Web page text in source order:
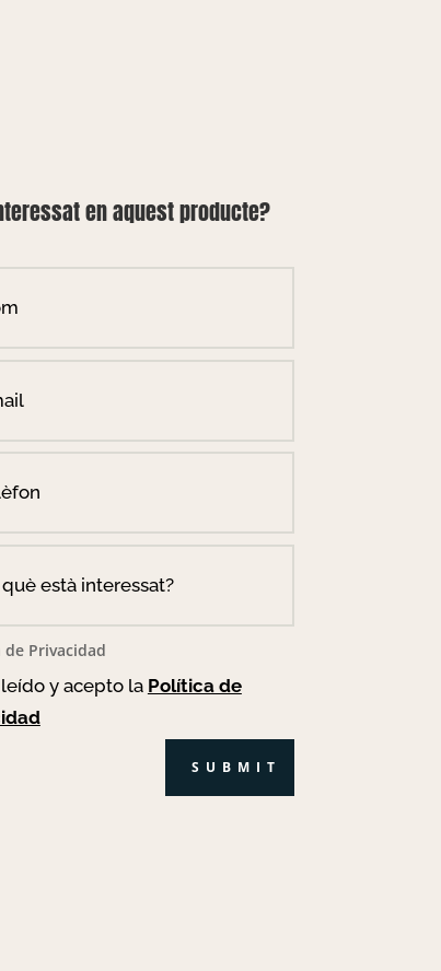
en aquest producte?
Privacidad
y acepto la Política de
SUBMIT